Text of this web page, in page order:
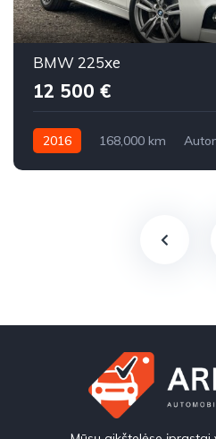
BMW 225xe
12 500 €
2016 168,000 km